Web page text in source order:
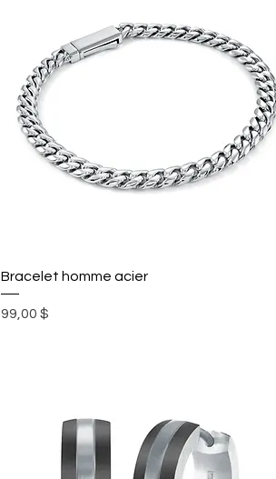
Bracelet homme acier
Prix
99,00 $